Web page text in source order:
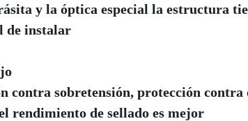
y la óptica especial la estructura
de instalar
contra sobretensión, protección
rendimiento de sellado es mejor